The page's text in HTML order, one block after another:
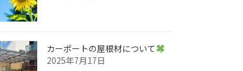
カーポートの屋根材について
2025年7月17日